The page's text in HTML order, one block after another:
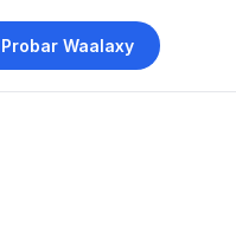
Probar Waalaxy